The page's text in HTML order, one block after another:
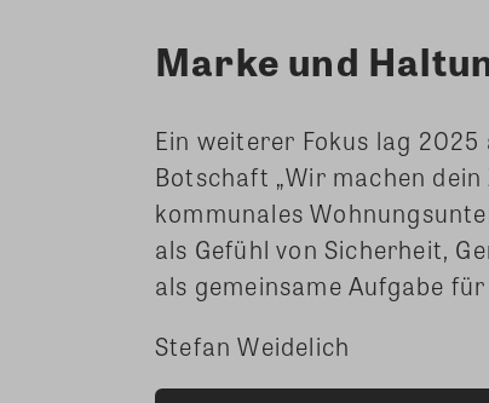
Marke und
Ein weiterer Fokus lag
Botschaft „Wir machen
kommunales
als Gefühl von Sicherheit,
als gemeinsame Aufgabe
Stefan Weidelich